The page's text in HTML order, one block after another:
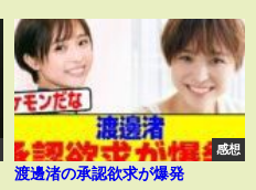
感想
渡邊渚の承認欲求が爆発